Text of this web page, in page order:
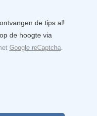
de tips al!
de hoogte via
Google reCaptcha.